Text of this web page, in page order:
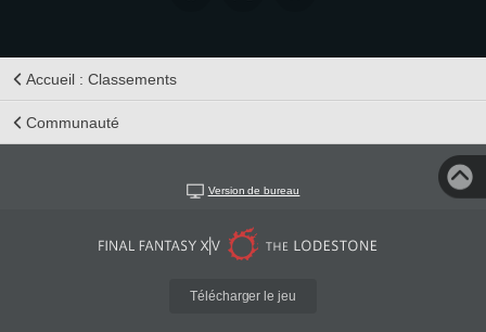
Accueil : Classements
Communauté
Version de bureau
Télécharger le jeu